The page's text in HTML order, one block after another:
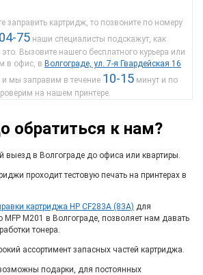
заправить картридж, то позвоните по номеру
75 наши специалисты подскажут, как
Вызовите нашего бесплатного курьера или
в офис, в Волгограде, ул. 7-я Гвардейская 16
, и мы заправим в течение 10-15 минут и по
на нашем принтере.
обратиться к нам?
выезд в Волгограде до офиса или квартиры.
проходит тестовую печать на принтерах в
картриджа HP CF283A (83A) для
MFP M201 в Волгограде, позволяет нам давать
тонера.
ассортимент запасных частей картриджа.
подарки, для постоянных